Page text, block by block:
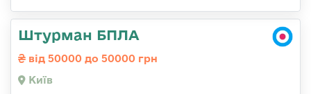
Штурман БПЛА
від 50000 до 50000 грн
Київ